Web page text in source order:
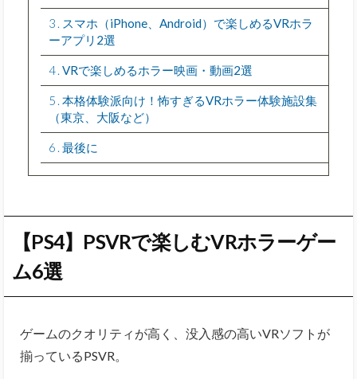
3
スマホ（iPhone、Android）で楽しめるVRホラ
ーアプリ2選
4 VRで楽しめるホラー映画・動画2選
5 本格体験派向け！怖すぎるVRホラー体験施設集
（東京、大阪など）
6 最後に
【PS4】PSVRで楽しむVRホラーゲー
ム6選
ゲームのクオリティが高く、没入感の高いVRソフトが
揃っているPSVR。